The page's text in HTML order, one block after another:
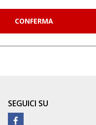
SEGUICI SU